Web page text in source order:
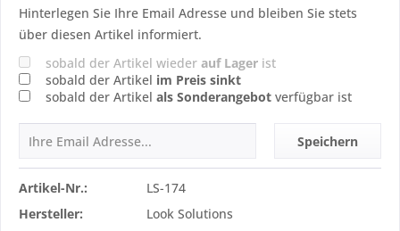
Hinterlegen Sie Ihre Email Adresse und bleiben Sie stets
über diesen Artikel informiert.
sobald der Artikel wieder auf Lager ist
sobald der Artikel im Preis sinkt
sobald der Artikel als Sonderangebot verfügbar ist
Speichern
Artikel-Nr.:
LS-174
Hersteller:
Look Solutions